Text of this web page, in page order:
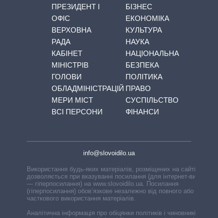
ПРЕЗИДЕНТ І
ОФІС
ВЕРХОВНА
РАДА
КАБІНЕТ
МІНІСТРІВ
ГОЛОВИ
ОБЛАДМІНІСТРАЦІЙ
МЕРИ МІСТ
ВСІ ПЕРСОНИ
БІЗНЕС
ЕКОНОМІКА
КУЛЬТУРА
НАУКА
НАЦІОНАЛЬНА
БЕЗПЕКА
ПОЛІТИКА
ПРАВО
СУСПІЛЬСТВО
ФІНАНСИ
info@slovoidilo.ua
Використання будь-яких матеріалів, розміщених на сайті,
дозволяється при вказуванні посилання (для інтернет-видань
— гіперпосилання) на www.slovoidilo.ua. Посилання
(гіперпосилання) обов’язкове незалежно від повного або
часткового використання матеріалів.
Аналітична інформація про обіцянки політиків і чиновників,